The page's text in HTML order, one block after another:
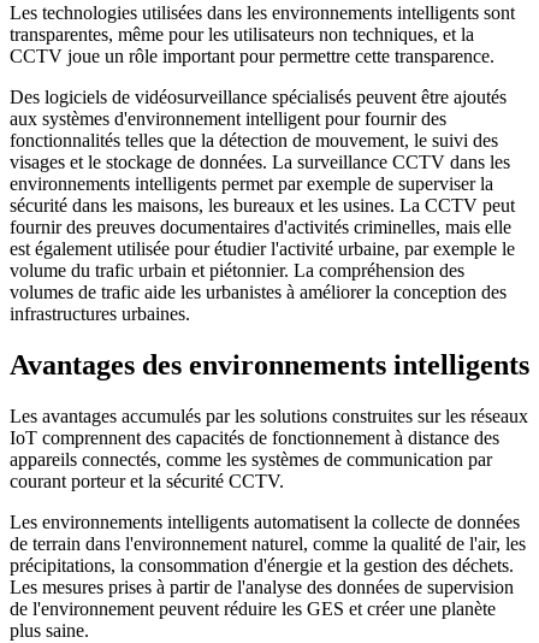
Les technologies utilisées dans les environnements intelligents sont
transparentes, même pour les utilisateurs non techniques, et la
CCTV joue un rôle important pour permettre cette transparence.
Des logiciels de vidéosurveillance spécialisés peuvent être ajoutés
aux systèmes d'environnement intelligent pour fournir des
fonctionnalités telles que la détection de mouvement, le suivi des
visages et le stockage de données. La surveillance CCTV dans les
environnements intelligents permet par exemple de superviser la
sécurité dans les maisons, les bureaux et les usines. La CCTV peut
fournir des preuves documentaires d'activités criminelles, mais elle
est également utilisée pour étudier l'activité urbaine, par exemple le
volume du trafic urbain et piétonnier. La compréhension des
volumes de trafic aide les urbanistes à améliorer la conception des
infrastructures urbaines.
Avantages des environnements intelligents
Les avantages accumulés par les solutions construites sur les réseaux
IoT comprennent des capacités de fonctionnement à distance des
appareils connectés, comme les systèmes de communication par
courant porteur et la sécurité CCTV.
Les environnements intelligents automatisent la collecte de données
de terrain dans l'environnement naturel, comme la qualité de l'air, les
précipitations, la consommation d'énergie et la gestion des déchets.
Les mesures prises à partir de l'analyse des données de supervision
de l'environnement peuvent réduire les GES et créer une planète
plus saine.